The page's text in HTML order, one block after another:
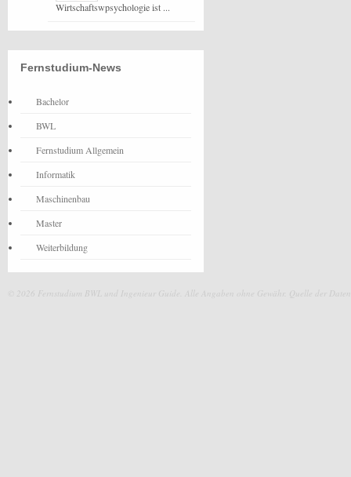
Wirtschaftswpsychologie ist ...
Fernstudium-News
Bachelor
BWL
Fernstudium Allgemein
Informatik
Maschinenbau
Master
Weiterbildung
© 2026 Fernstudium BWL und Ingenieur Guide. Alle Angaben ohne Gewähr. Quelle der